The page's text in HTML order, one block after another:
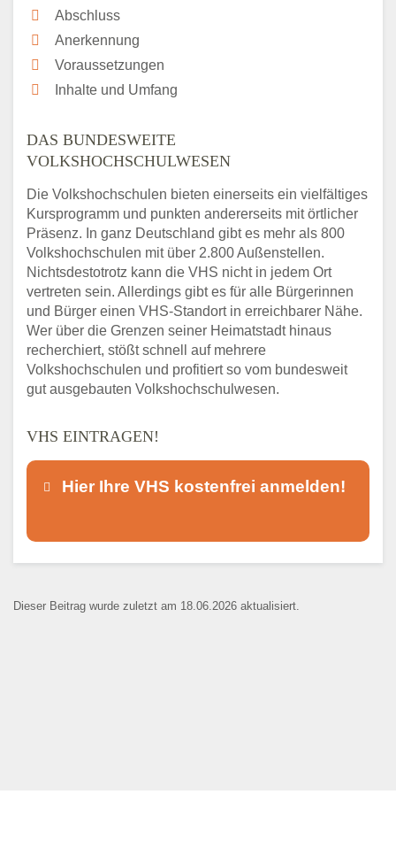
Abschluss
Anerkennung
Voraussetzungen
Inhalte und Umfang
DAS BUNDESWEITE
VOLKSHOCHSCHULWESEN
Die Volkshochschulen bieten einerseits ein vielfältiges
Kursprogramm und punkten andererseits mit örtlicher
Präsenz. In ganz Deutschland gibt es mehr als 800
Volkshochschulen mit über 2.800 Außenstellen.
Nichtsdestotrotz kann die VHS nicht in jedem Ort
vertreten sein. Allerdings gibt es für alle Bürgerinnen
und Bürger einen VHS-Standort in erreichbarer Nähe.
Wer über die Grenzen seiner Heimatstadt hinaus
recherchiert, stößt schnell auf mehrere
Volkshochschulen und profitiert so vom bundesweit
gut ausgebauten Volkshochschulwesen.
VHS EINTRAGEN!
Hier Ihre VHS kostenfrei anmelden!
Kontaktaufnahme und ist nicht
Dieser Beitrag wurde zuletzt am 18.06.2026 aktualisiert.